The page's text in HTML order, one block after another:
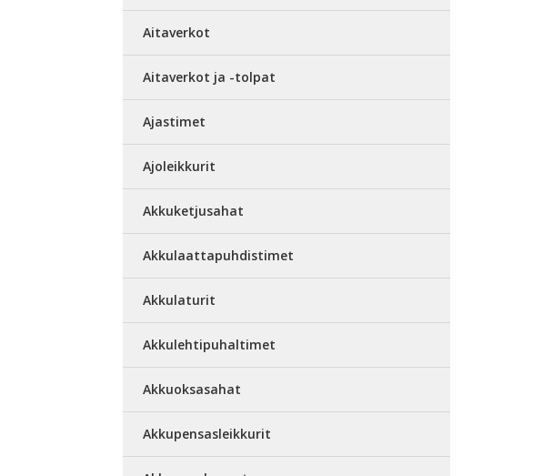
Aitaverkot
Aitaverkot ja -tolpat
Ajastimet
Ajoleikkurit
Akkuketjusahat
Akkulaattapuhdistimet
Akkulaturit
Akkulehtipuhaltimet
Akkuoksasahat
Akkupensasleikkurit